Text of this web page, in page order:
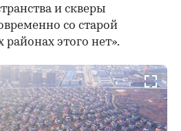
и скверы
со старой
этого нет».